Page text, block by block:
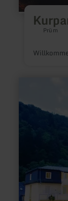
Prüm
Mosel-